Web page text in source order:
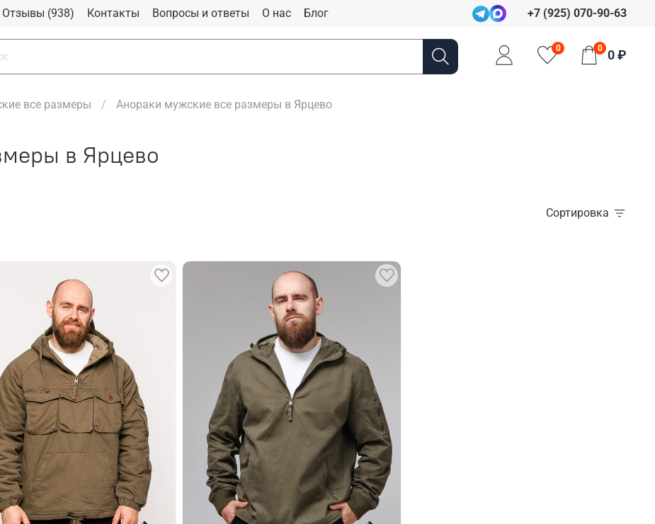
Отзывы (938) Контакты Вопросы и ответы О нас Блог +7 (925) 070-90-63
0 0 0 ₽
все размеры Анораки мужские все размеры в Ярцево
в Ярцево
Сортировка